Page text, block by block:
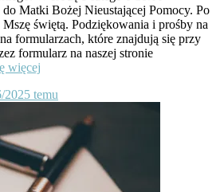
Matki Bożej Nieustającej Pomocy. Po
świętą. Podziękowania i prośby na
formularzach, które znajdują się przy
formularz na naszej stronie
więcej
2025 temu